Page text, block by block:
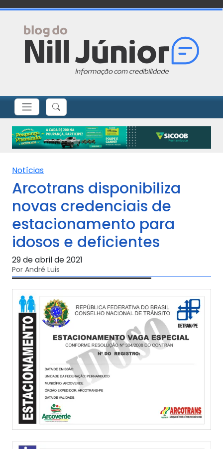
Notícias
Arcotrans disponibiliza
novas credenciais de
estacionamento para
idosos e deficientes
29 de abril de 2021
Por André Luis